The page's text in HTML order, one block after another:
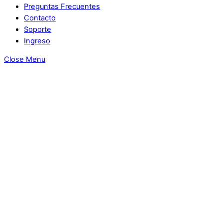
Preguntas Frecuentes
Contacto
Soporte
Ingreso
Close Menu